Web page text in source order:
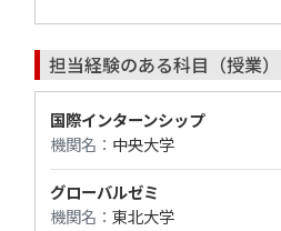
担当経験のある科目（授業）
国際インターンシップ
機関名： 中央大学
グローバルゼミ
機関名： 東北大学